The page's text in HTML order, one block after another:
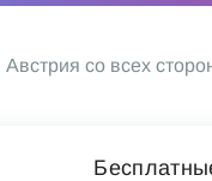
Австрия со всех